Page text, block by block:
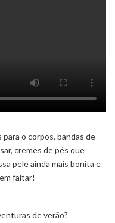
o corpos, bandas de
cremes de pés que
pele ainda mais bonita e
faltar!
de verão?